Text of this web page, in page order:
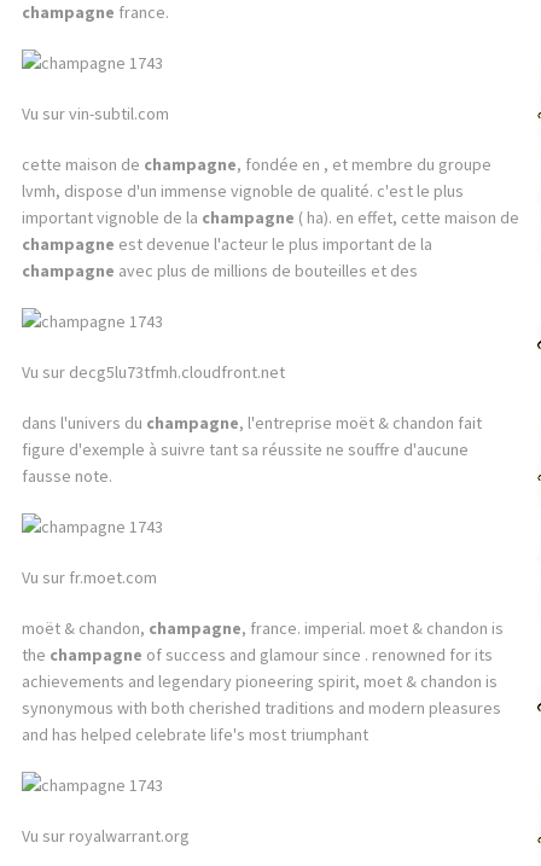
champagne france.
Vu sur vin-subtil.com
cette maison de champagne, fondée en , et membre du groupe
lvmh, dispose d'un immense vignoble de qualité. c'est le plus
important vignoble de la champagne ( ha). en effet, cette maison de
champagne est devenue l'acteur le plus important de la
champagne avec plus de millions de bouteilles et des
Vu sur decg5lu73tfmh.cloudfront.net
dans l'univers du champagne, l'entreprise moët & chandon fait
figure d'exemple à suivre tant sa réussite ne souffre d'aucune
fausse note.
Vu sur fr.moet.com
moët & chandon, champagne, france. imperial. moet & chandon is
the champagne of success and glamour since . renowned for its
achievements and legendary pioneering spirit, moet & chandon is
synonymous with both cherished traditions and modern pleasures
and has helped celebrate life's most triumphant
Vu sur royalwarrant.org